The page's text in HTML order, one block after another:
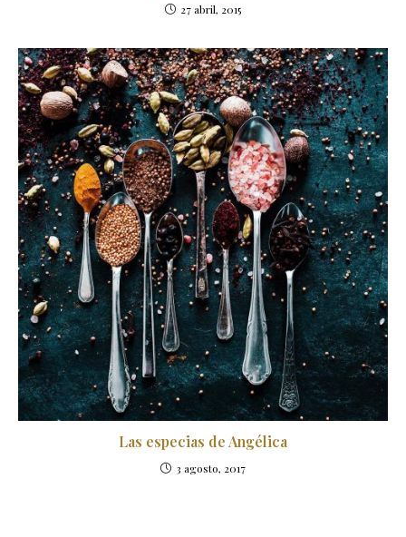
27 abril, 2015
Las especias de Angélica
3 agosto, 2017